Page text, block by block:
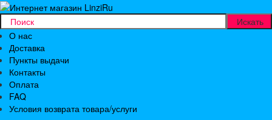
О нас
Доставка
Пункты выдачи
Контакты
Оплата
FAQ
Условия возврата товара/услуги